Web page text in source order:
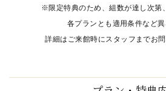
※限定特典のため、組数が達し次第
各プランとも適用条件など
詳細はご来館時にスタッフまでお問